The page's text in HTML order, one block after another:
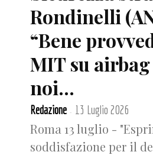
Rondinelli
“Bene
MIT su
noi...
Redazione - 13 Luglio 2026
Roma 13 luglio -
soddisfazione per il